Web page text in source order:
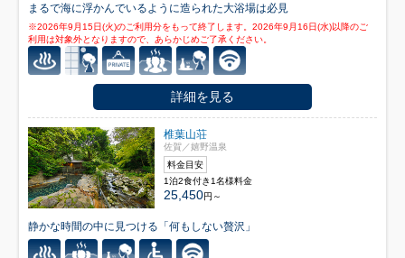
まるで海に浮かんでいるように造られた大浴場は必見
※2026年9月15日(火)のご利用分をもって終了します。2026年9月16日(水)以降のご
利用は対象外となりますので、あらかじめご了承ください。
詳細を見る
椎葉山荘
佐賀／嬉野温泉
料金目安
1泊2食付き1名様料金
25,450円～
静かな時間の中に見つける「何もしない贅沢」